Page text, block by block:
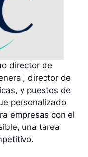
director de
director de
y puestos de
personalizado
empresas con el
una tarea